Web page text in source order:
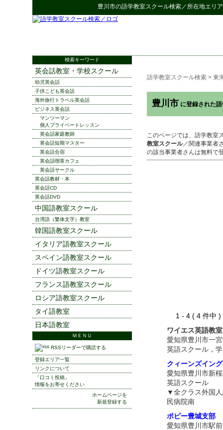
豊川市の語学教室スクール検索／所在地エリ
語学教室スクール検索 > 東
豊川市 に登録された
このページでは、語学教室
教室スクール／関連事業者
の該当事業者さんは無料で
1 - 4 ( 4 件
ワイエス英語教室
愛知県豊川市一
英語スクール，
クィーンズイン
愛知県豊川市新
英語スクール
▼全クラス外国
民病院南
ポピー豊城支部
愛知県豊川市駅
検索キーワード
英会話教室・学校スクール
幼児英会話
子供こども英会話
海外旅行トラベル英会話
ビジネス英会話
マンツーマン
個人プライベートレッスン
英会話家庭教師
英会話短期マスター
英会話合宿
英会話喫茶カフェ
英会話サークル
英会話教材・本
英会話CD
英会話DVD
中国語教室スクール
台湾語（繁体文字）教室
韓国語教室スクール
イタリア語教室スクール
スペイン語教室スクール
ドイツ語教室スクール
フランス語教室スクール
ロシア語教室スクール
タイ語教室
日本語教室
ＭＥＮＵ
RSSリーダーで購読する
登録エリア一覧
リンクについて
「口コミ投稿」
情報をお寄せください
ホームページを
新規登録する